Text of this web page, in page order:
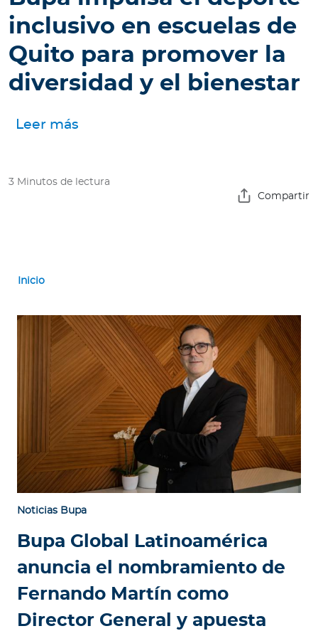
e
s
s
inclusivo en escuelas de
Quito para promover la
diversidad y el bienestar
Leer más
3 Minutos de lectura
Compartir
Inicio
Noticias Bupa
Bupa Global Latinoamérica
anuncia el nombramiento de
Fernando Martín como
Director General y apuesta